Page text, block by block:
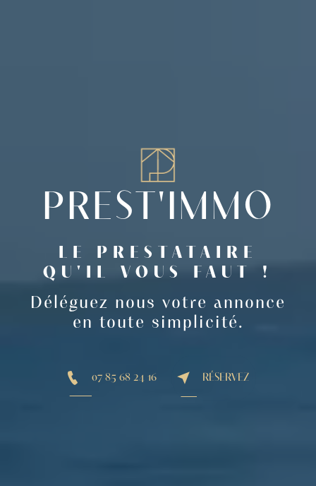
PREST'IMMO
LE PRESTATAIRE
QU'IL VOUS FAUT !
Déléguez nous votre annonce
en toute simplicité.
07 85 68 24 16 RÉSERVEZ